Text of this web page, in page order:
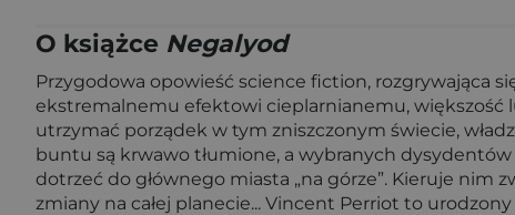
O książce Negalyod
Przygodowa opowieść science fiction, rozgrywająca
ekstremalnemu efektowi cieplarnianemu, większość
utrzymać porządek w tym zniszczonym świecie,
buntu są krwawo tłumione, a wybranych
dotrzeć do głównego miasta „na górze”. Kieruje nim
zmiany na całej planecie... Vincent Perriot to